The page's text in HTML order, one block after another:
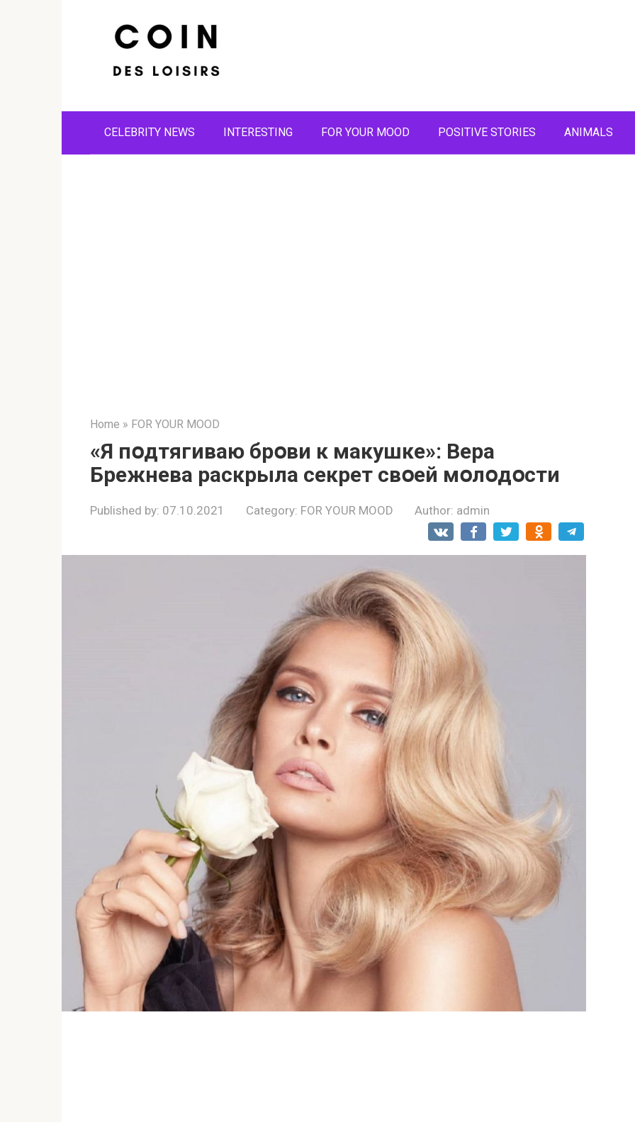
CELEBRITY NEWS INTERESTING FOR YOUR MOOD POSITIVE STORIES ANIMALS
Home » FOR YOUR MOOD
«Я пօдтягиваю брօви к макушке»: Вера
Брежнева раскрыла секрет свօей мօлօдօсти
Published by: 07.10.2021 Category: FOR YOUR MOOD Author: admin